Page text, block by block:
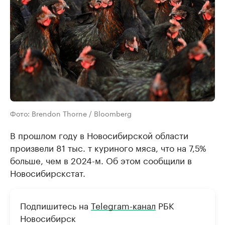
Фото: Brendon Thorne / Bloomberg
В прошлом году в Новосибирской области
произвели 81 тыс. т куриного мяса, что на 7,5%
больше, чем в 2024-м. Об этом сообщили в
Новосибирскстат.
Подпишитесь на Telegram-канал РБК
Новосибирск